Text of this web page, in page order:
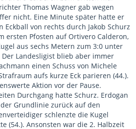
Thomas Wagner gab wegen
nicht. Eine Minute später hatte er
Eckball von rechts durch Jakob Schurz
ersten Pfosten auf Ortivero Calderon,
aus sechs Metern zum 3:0 unter
Der Landesligist blieb aber immer
einen Schuss von Michele
aufs kurze Eck parieren (44.).
Aktion vor der Pause.
Durchgang hatte Schurz. Erdogan
Grundlinie zurück auf den
schlenzte die Kugel
(54.). Ansonsten war die 2. Halbzeit